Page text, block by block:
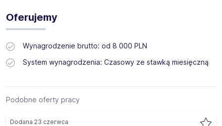
Oferujemy
Wynagrodzenie brutto: od 8 000 PLN
System wynagrodzenia: Czasowy ze stawką miesięczną
Podobne oferty pracy
Dodana 23 czerwca